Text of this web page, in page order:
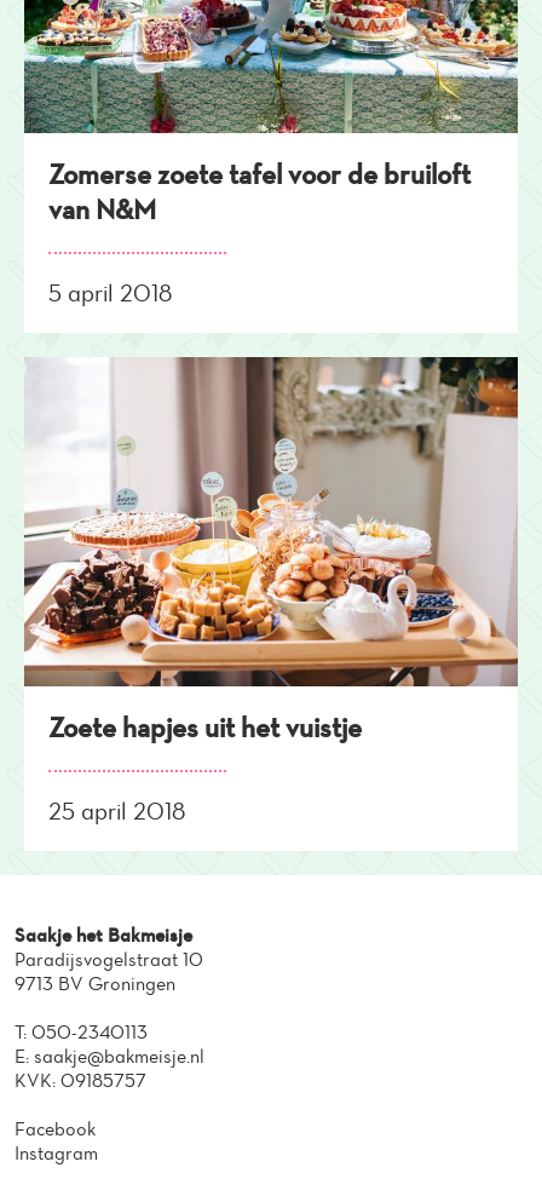
Zomerse zoete tafel voor de bruiloft
van N&M
5 april 2018
Zoete hapjes uit het vuistje
25 april 2018
Saakje het Bakmeisje
Paradijsvogelstraat 10
9713 BV Groningen
T: 050-2340113
E: saakje@bakmeisje.nl
KVK: 09185757
Facebook
Instagram